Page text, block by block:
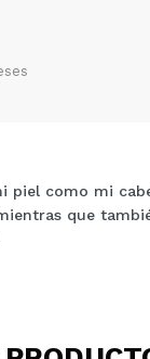
foto
Imagínatelo...
como mi
que